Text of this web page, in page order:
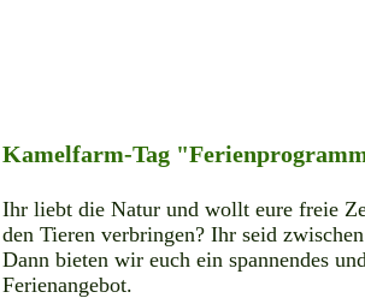
Kamelfarm-Tag
Ihr liebt die Natur und wollt eure freie
den Tieren verbringen? Ihr seid
Dann bieten wir euch ein spannendes
Ferienangebot.